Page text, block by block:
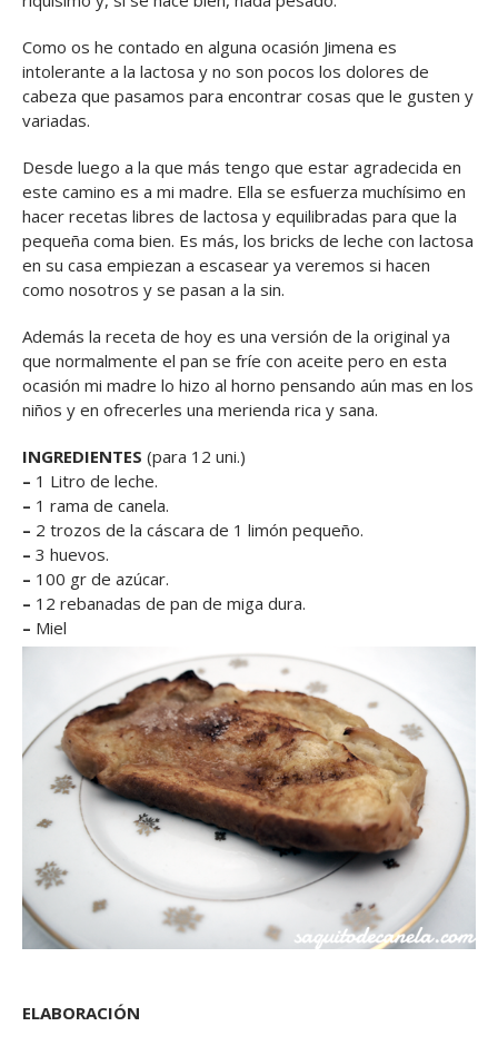
Como os he contado en alguna ocasión Jimena es
intolerante a la lactosa y no son pocos los dolores de
cabeza que pasamos para encontrar cosas que le gusten y
variadas.
Desde luego a la que más tengo que estar agradecida en
este camino es a mi madre. Ella se esfuerza muchísimo en
hacer recetas libres de lactosa y equilibradas para que la
pequeña coma bien. Es más, los bricks de leche con lactosa
en su casa empiezan a escasear ya veremos si hacen
como nosotros y se pasan a la sin.
Además la receta de hoy es una versión de la original ya
que normalmente el pan se fríe con aceite pero en esta
ocasión mi madre lo hizo al horno pensando aún mas en los
niños y en ofrecerles una merienda rica y sana.
INGREDIENTES (para 12 uni.)
– 1 Litro de leche.
– 1 rama de canela.
– 2 trozos de la cáscara de 1 limón pequeño.
– 3 huevos.
– 100 gr de azúcar.
– 12 rebanadas de pan de miga dura.
– Miel
ELABORACIÓN